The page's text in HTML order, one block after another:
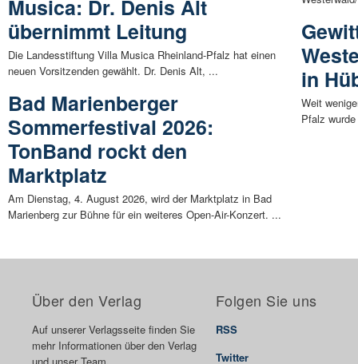
Musica: Dr. Denis Alt
übernimmt Leitung
Die Landesstiftung Villa Musica Rheinland-Pfalz hat einen
neuen Vorsitzenden gewählt. Dr. Denis Alt, ...
Bad Marienberger
Sommerfestival 2026:
TonBand rockt den
Marktplatz
Am Dienstag, 4. August 2026, wird der Marktplatz in Bad
Marienberg zur Bühne für ein weiteres Open-Air-Konzert. ...
in
Weit
Pfalz
Über den Verlag
Auf unserer Verlagsseite finden Sie
mehr Informationen über den Verlag
Folgen Sie uns
RSS
Twitter